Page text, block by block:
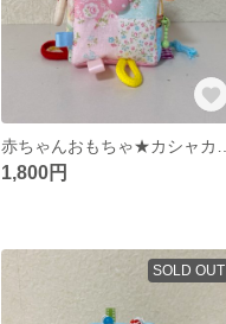
1,800円
SOLD OUT